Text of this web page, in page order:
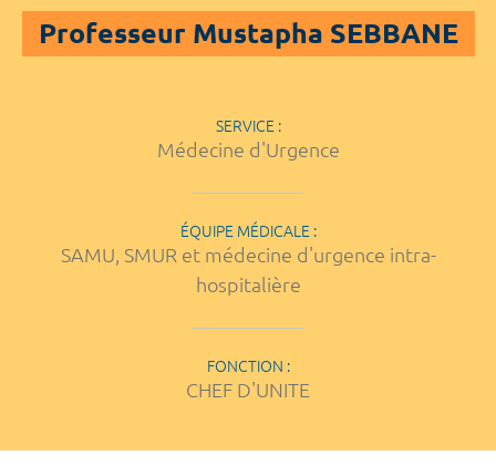
Professeur Mustapha SEBBANE
SERVICE :
Médecine d'Urgence
ÉQUIPE MÉDICALE :
SAMU, SMUR et médecine d'urgence intra-
hospitalière
FONCTION :
CHEF D'UNITE